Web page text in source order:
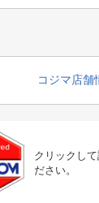
コジマ店舗
クリックし
ださい。